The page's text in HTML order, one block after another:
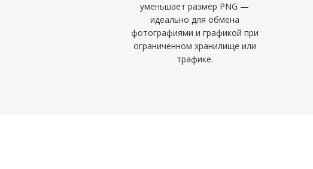
уменьшает размер PNG —
идеально для обмена
фотографиями и графикой при
ограниченном хранилище или
трафике.